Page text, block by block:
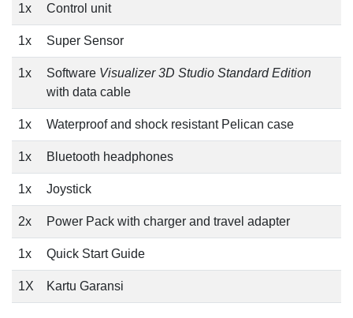
1x Control unit
1x Super Sensor
1x Software Visualizer 3D Studio Standard Edition
with data cable
1x Waterproof and shock resistant Pelican case
1x Bluetooth headphones
1x Joystick
2x Power Pack with charger and travel adapter
1x Quick Start Guide
1X Kartu Garansi